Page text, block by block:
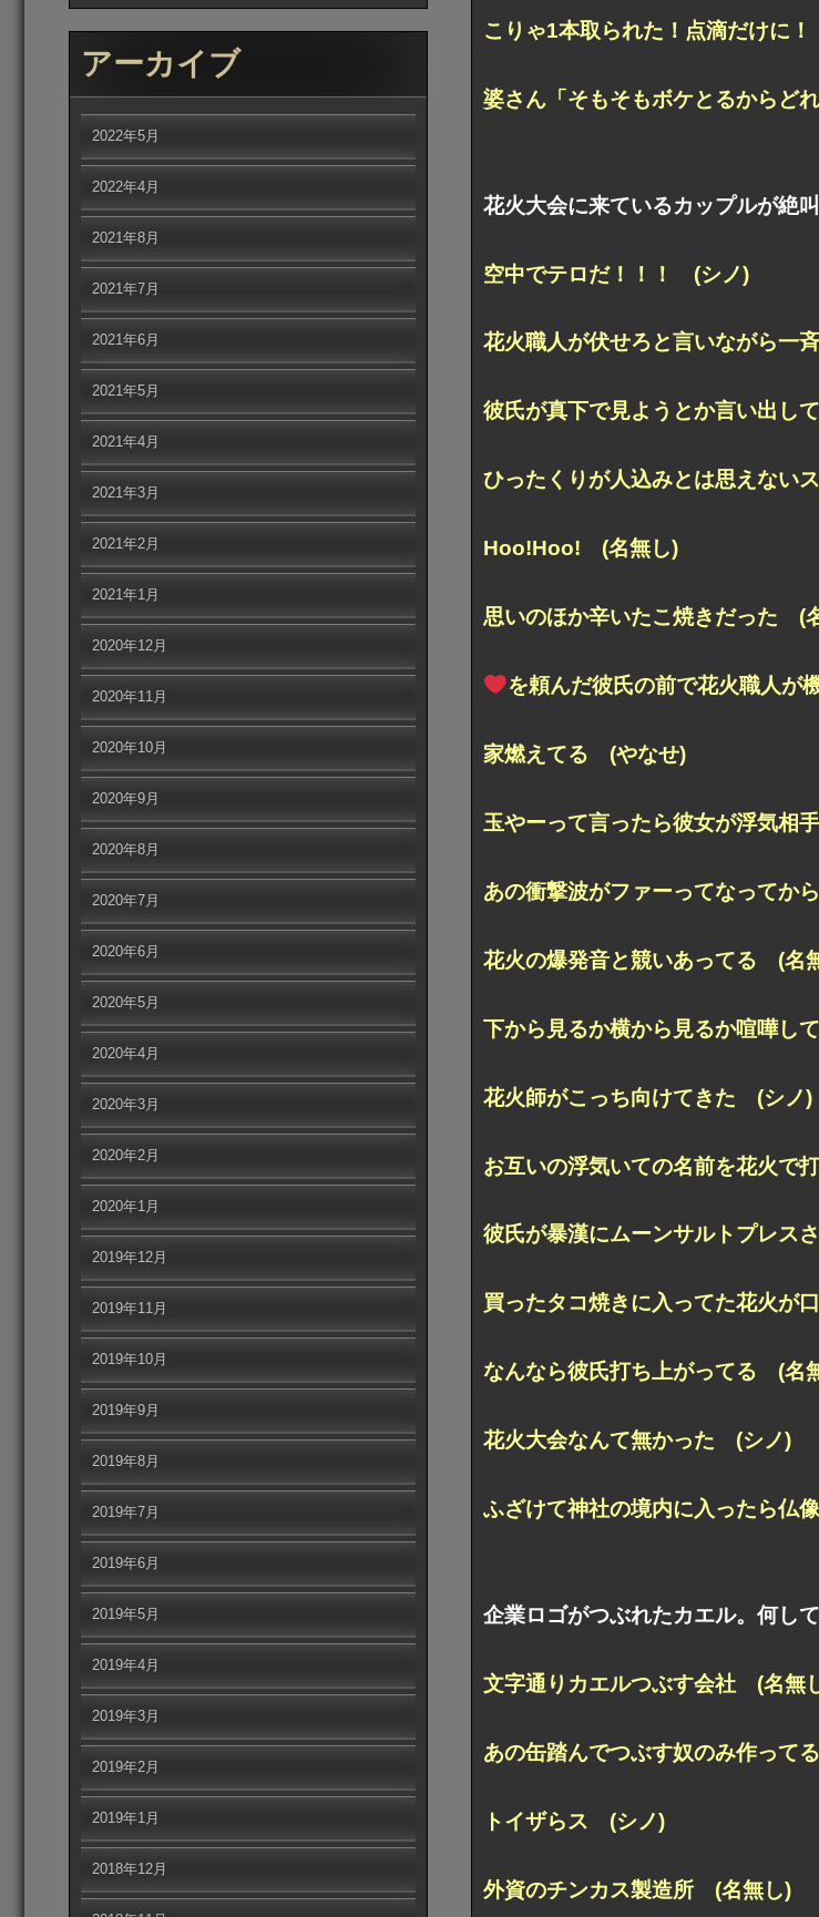
こりゃ1本取られた！点滴だけに
婆さん「そもそもボケとるからど
花火大会に来ているカップルが絶
空中でテロだ！！！ (シノ)
花火職人が伏せろと言いながら一
彼氏が真下で見ようとか言い出し
ひったくりが人込みとは思えない
Hoo!Hoo! (名無し)
思いのほか辛いたこ焼きだった (
を頼んだ彼氏の前で花火職人が
家燃えてる (やなせ)
玉やーって言ったら彼女が浮気相
あの衝撃波がファーってなってか
花火の爆発音と競いあってる (名
下から見るか横から見るか喧嘩し
花火師がこっち向けてきた (シノ)
お互いの浮気いての名前を花火で
彼氏が暴漢にムーンサルトプレス
買ったタコ焼きに入ってた花火が
なんなら彼氏打ち上がってる (名
花火大会なんて無かった (シノ)
ふざけて神社の境内に入ったら仏
企業ロゴがつぶれたカエル。何し
文字通りカエルつぶす会社 (名無
あの缶踏んでつぶす奴のみ作って
トイザらス (シノ)
外資のチンカス製造所 (名無し)
アーカイブ
2022年5月
2022年4月
2021年8月
2021年7月
2021年6月
2021年5月
2021年4月
2021年3月
2021年2月
2021年1月
2020年12月
2020年11月
2020年10月
2020年9月
2020年8月
2020年7月
2020年6月
2020年5月
2020年4月
2020年3月
2020年2月
2020年1月
2019年12月
2019年11月
2019年10月
2019年9月
2019年8月
2019年7月
2019年6月
2019年5月
2019年4月
2019年3月
2019年2月
2019年1月
2018年12月